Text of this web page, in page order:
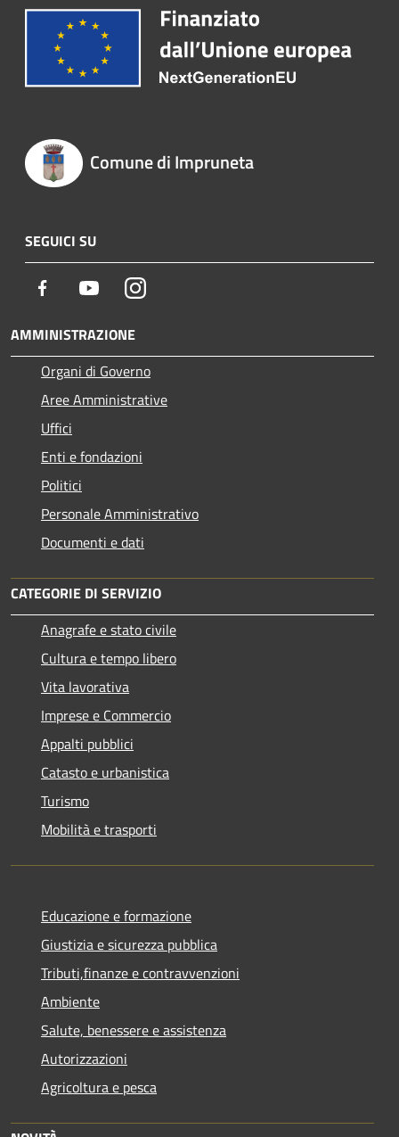
Comune di Impruneta
SEGUICI SU
Facebook YoutubeInstagram
AMMINISTRAZIONE
Organi di Governo
Aree Amministrative
Uffici
Enti e fondazioni
Politici
Personale Amministrativo
Documenti e dati
CATEGORIE DI SERVIZIO
Anagrafe e stato civile
Cultura e tempo libero
Vita lavorativa
Imprese e Commercio
Appalti pubblici
Catasto e urbanistica
Turismo
Mobilità e trasporti
Educazione e formazione
Giustizia e sicurezza pubblica
Tributi,finanze e contravvenzioni
Ambiente
Salute, benessere e assistenza
Autorizzazioni
Agricoltura e pesca